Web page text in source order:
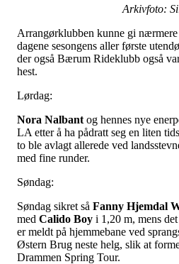
Arkivfoto:
Arrangørklubben kunne gi
dagene sesongens aller første
der også Bærum Rideklubb også
hest.
Lørdag:
Nora Nalbant og hennes nye
LA etter å ha pådratt seg en liten
to ble avlagt allerede ved
med fine runder.
Søndag:
Søndag sikret så Fanny Hjemdal
med Calido Boy i 1,20 m, mens
er meldt på hjemmebane ved
Østern Brug neste helg, slik at
Drammen Spring Tour.